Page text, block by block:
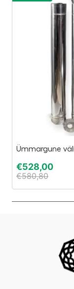
Ümmargune
€528,00
€580,80